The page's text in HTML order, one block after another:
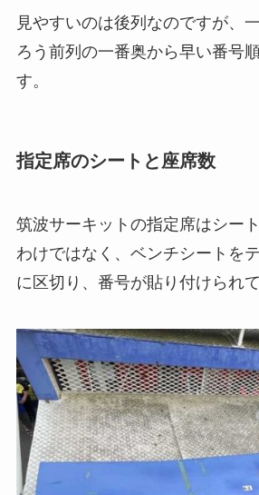
見やすいのは後列なのですが、
ろう前列の一番奥から早い番号
す。
指定席のシートと座席数
筑波サーキットの指定席はシー
わけではなく、ベンチシートを
に区切り、番号が貼り付けられ